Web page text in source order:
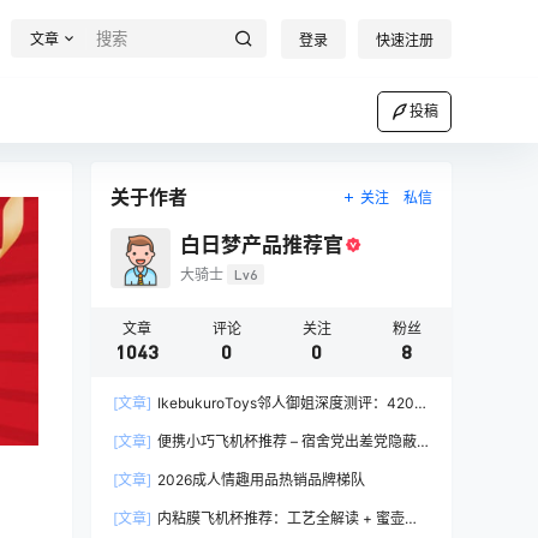
文章 登录 快速注册
投稿
关于作者 关注 私信
白日梦产品推荐官
大骑士 Lv6
文章
1043
评论
0
关注
0
粉丝
8
[文章] IkebukuroToys邻人御姐深度测评：420g
[文章] 便携小巧飞机杯推荐 – 宿舍党出差党隐蔽
[文章] 2026成人情趣用品热销品牌梯队
[文章] 内粘膜飞机杯推荐：工艺全解读 + 蜜壶香